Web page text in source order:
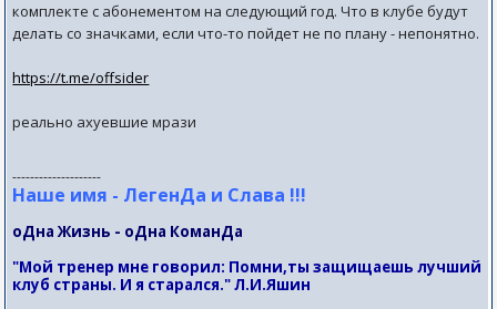
комплекте с абонементом на следующий год. Что в клубе будут
делать со значками, если что-то пойдет не по плану - непонятно.
https://t.me/offsider
реально ахуевшие мрази
--------------------
Наше имя - ЛегенДа и Слава !!!
оДна Жизнь - оДна КоманДа
"Мой тренер мне говорил: Помни,ты защищаешь лучший
клуб страны. И я старался." Л.И.Яшин